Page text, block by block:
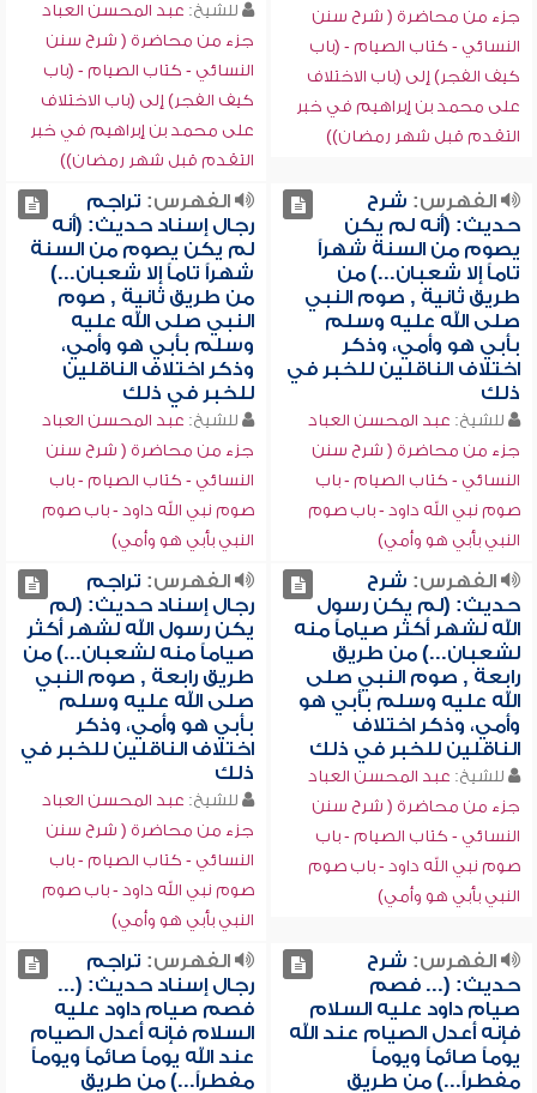
جزء من محاضرة ( شرح سنن
النسائي - كتاب الصيام - (باب
كيف الفجر) إلى (باب الاختلاف
على محمد بن إبراهيم في خبر
التقدم قبل شهر رمضان))
للشيخ: عبد المحسن العباد
جزء من محاضرة ( شرح سنن
النسائي - كتاب الصيام - (باب
كيف الفجر) إلى (باب الاختلاف
على محمد بن إبراهيم في خبر
التقدم قبل شهر رمضان))
الفهرس: شرح
حديث: (أنه لم يكن
يصوم من السنة شهراً
تاماً إلا شعبان...) من
طريق ثانية , صوم النبي
صلى الله عليه وسلم
بأبي هو وأمي، وذكر
اختلاف الناقلين للخبر في
ذلك
للشيخ: عبد المحسن العباد
جزء من محاضرة ( شرح سنن
النسائي - كتاب الصيام - باب
صوم نبي الله داود - باب صوم
النبي بأبي هو وأمي)
الفهرس: تراجم
رجال إسناد حديث: (أنه
لم يكن يصوم من السنة
شهراً تاماً إلا شعبان...)
من طريق ثانية , صوم
النبي صلى الله عليه
وسلم بأبي هو وأمي،
وذكر اختلاف الناقلين
للخبر في ذلك
للشيخ: عبد المحسن العباد
جزء من محاضرة ( شرح سنن
النسائي - كتاب الصيام - باب
صوم نبي الله داود - باب صوم
النبي بأبي هو وأمي)
الفهرس: شرح
حديث: (لم يكن رسول
الله لشهر أكثر صياماً منه
لشعبان...) من طريق
رابعة , صوم النبي صلى
الله عليه وسلم بأبي هو
وأمي، وذكر اختلاف
الناقلين للخبر في ذلك
للشيخ: عبد المحسن العباد
جزء من محاضرة ( شرح سنن
النسائي - كتاب الصيام - باب
صوم نبي الله داود - باب صوم
النبي بأبي هو وأمي)
الفهرس: تراجم
رجال إسناد حديث: (لم
يكن رسول الله لشهر أكثر
صياماً منه لشعبان...) من
طريق رابعة , صوم النبي
صلى الله عليه وسلم
بأبي هو وأمي، وذكر
اختلاف الناقلين للخبر في
ذلك
للشيخ: عبد المحسن العباد
جزء من محاضرة ( شرح سنن
النسائي - كتاب الصيام - باب
صوم نبي الله داود - باب صوم
النبي بأبي هو وأمي)
الفهرس: شرح
حديث: (... فصم
صيام داود عليه السلام
فإنه أعدل الصيام عند الله
يوماً صائماً ويوماً
مفطراً...) من طريق
الفهرس: تراجم
رجال إسناد حديث: (...
فصم صيام داود عليه
السلام فإنه أعدل الصيام
عند الله يوماً صائماً ويوماً
مفطراً...) من طريق